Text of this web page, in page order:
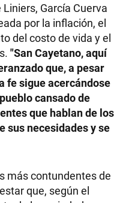
García Cuerva
por la inflación, el
del costo de vida y el
"San Cayetano, aquí
que, a pesar
fe sigue acercándose
cansado de
que hablan de los
sus necesidades y se
más contundentes de
que, según el